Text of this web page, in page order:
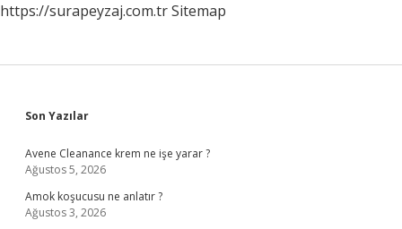
https://surapeyzaj.com.trSitemap
Sidebar
Son Yazılar
Avene Cleanance krem ne işe yarar ?
Ağustos 5, 2026
Amok koşucusu ne anlatır ?
Ağustos 3, 2026